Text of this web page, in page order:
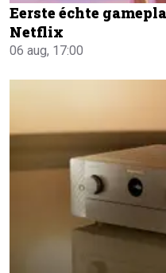
Eerste échte
Netflix
06 aug, 17:00